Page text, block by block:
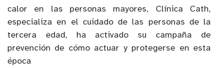
calor en las personas mayores, Clínica Cath,
especializa en el cuidado de las personas de la
tercera edad, ha activado su campaña de
prevención de cómo actuar y protegerse en esta
época